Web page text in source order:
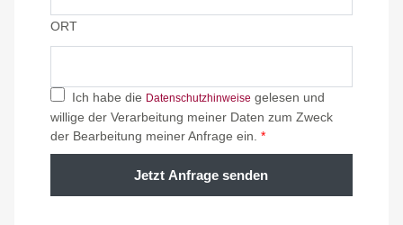
ORT
Ich habe die Datenschutzhinweise gelesen und
willige der Verarbeitung meiner Daten zum Zweck
der Bearbeitung meiner Anfrage ein. *
Jetzt Anfrage senden